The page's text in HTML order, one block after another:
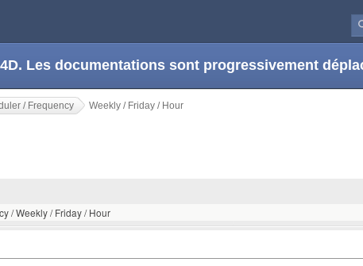
Les documentations sont progressivement
/ Frequency Weekly / Friday / Hour
/ Weekly / Friday / Hour